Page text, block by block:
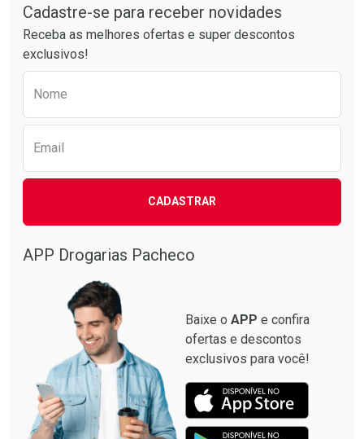
Por R$ 63,99/cada
Por R$ 37,25/cada
Cadastre-se para receber novidades
Receba as melhores ofertas e super descontos
exclusivos!
Nome
Email
CADASTRAR
APP Drogarias Pacheco
Baixe o APP e confira
ofertas e descontos
exclusivos para você!